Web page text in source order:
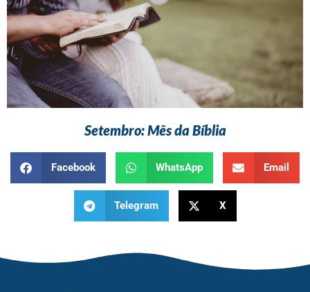
Setembro: Mês da Bíblia
Facebook WhatsApp Email
Telegram X